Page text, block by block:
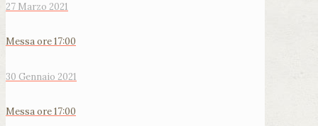
27 Marzo 2021
Messa ore 17:00
30 Gennaio 2021
Messa ore 17:00